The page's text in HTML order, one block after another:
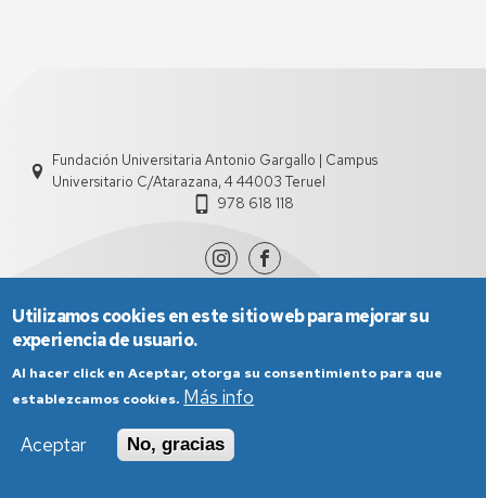
Fundación Universitaria Antonio Gargallo | Campus
Universitario C/Atarazana, 4 44003 Teruel
978 618 118
Política de Privacidad
Utilizamos cookies en este sitio web para mejorar su
experiencia de usuario.
Al hacer click en Aceptar, otorga su consentimiento para que
establezcamos cookies. Más info
Aceptar
No, gracias